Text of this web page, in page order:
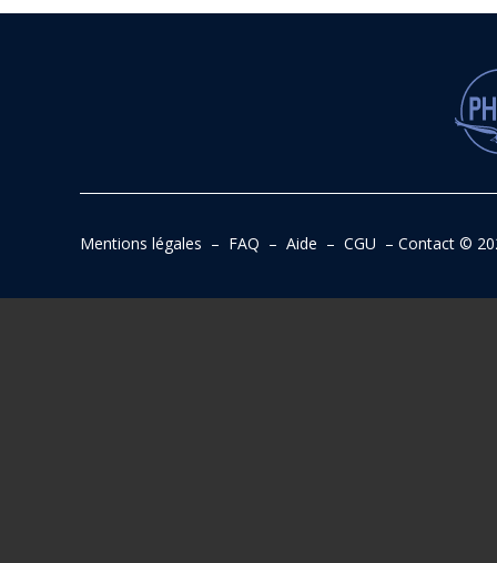
Mentions légales – FAQ – Aide – CGU – Contact©